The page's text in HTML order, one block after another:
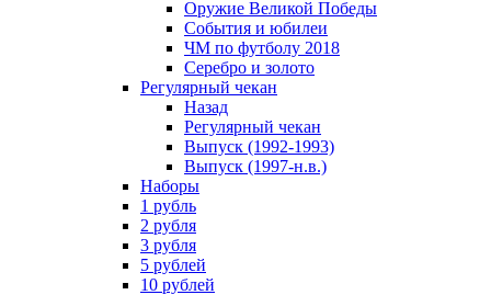
Оружие Великой Победы
События и юбилеи
ЧМ по футболу 2018
Серебро и золото
Регулярный чекан
Назад
Регулярный чекан
Выпуск (1992-1993)
Выпуск (1997-н.в.)
Наборы
1 рубль
2 рубля
3 рубля
5 рублей
10 рублей